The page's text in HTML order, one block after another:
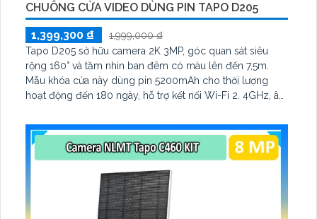
CHUÔNG CỬA VIDEO DÙNG PIN TAPO D205
1,399,300 ₫
1,999,000 ₫
Tapo D205 sở hữu camera 2K 3MP, góc quan sát siêu
rộng 160° và tầm nhìn ban đêm có màu lên đến 7,5m.
Mẫu khóa cửa này dùng pin 5200mAh cho thời lượng
hoạt động đến 180 ngày, hỗ trợ kết nối Wi-Fi 2. 4GHz, âm